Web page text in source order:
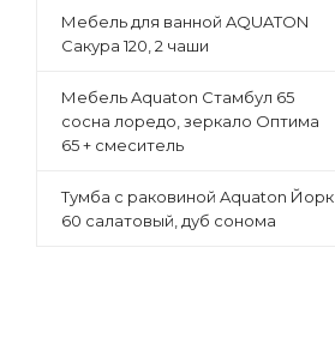
Мебель для ванной AQUATON
Сакура 120, 2 чаши
Мебель Aquaton Стамбул 65
сосна лоредо, зеркало Оптима
65 + смеситель
Тумба с раковиной Aquaton Йорк
60 салатовый, дуб сонома